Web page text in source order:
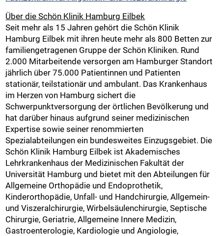
Über die Schön Klinik Hamburg Eilbek
Seit mehr als 15 Jahren gehört die Schön Klinik
Hamburg Eilbek mit ihren heute mehr als 800 Betten zur
familiengetragenen Gruppe der Schön Kliniken. Rund
2.000 Mitarbeitende versorgen am Hamburger Standort
jährlich über 75.000 Patientinnen und Patienten
stationär, teilstationär und ambulant. Das Krankenhaus
im Herzen von Hamburg sichert die
Schwerpunktversorgung der örtlichen Bevölkerung und
hat darüber hinaus aufgrund seiner medizinischen
Expertise sowie seiner renommierten
Spezialabteilungen ein bundesweites Einzugsgebiet. Die
Schön Klinik Hamburg Eilbek ist Akademisches
Lehrkrankenhaus der Medizinischen Fakultät der
Universität Hamburg und bietet mit den Abteilungen für
Allgemeine Orthopädie und Endoprothetik,
Kinderorthopädie, Unfall- und Handchirurgie, Allgemein-
und Viszeralchirurgie, Wirbelsäulenchirurgie, Septische
Chirurgie, Geriatrie, Allgemeine Innere Medizin,
Gastroenterologie, Kardiologie und Angiologie,